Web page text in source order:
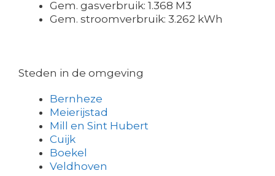
Gem. gasverbruik: 1.368 M3
Gem. stroomverbruik: 3.262 kWh
Steden in de omgeving
Bernheze
Meierijstad
Mill en Sint Hubert
Cuijk
Boekel
Veldhoven